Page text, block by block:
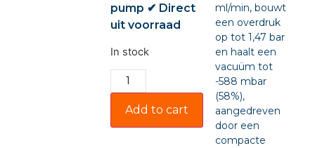
pump ✔ Direct
uit voorraad
In stock
Add to cart
ml/min, bouwt
een overdruk
op tot 1,47 bar
en haalt een
vacuüm tot
-588 mbar
(58%),
aangedreven
door een
compacte